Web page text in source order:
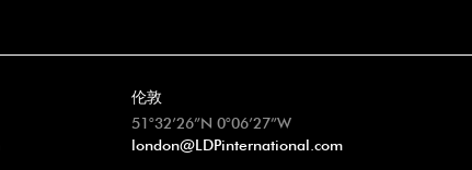
伦敦
51°32’26”N 0°06’27”W
london@LDPinternational.com